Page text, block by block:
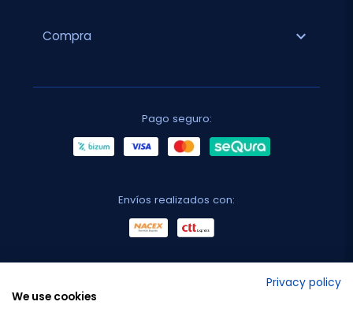
Compra expand_more
Pago seguro:
Envíos realizados con:
Privacy policy
We use cookies